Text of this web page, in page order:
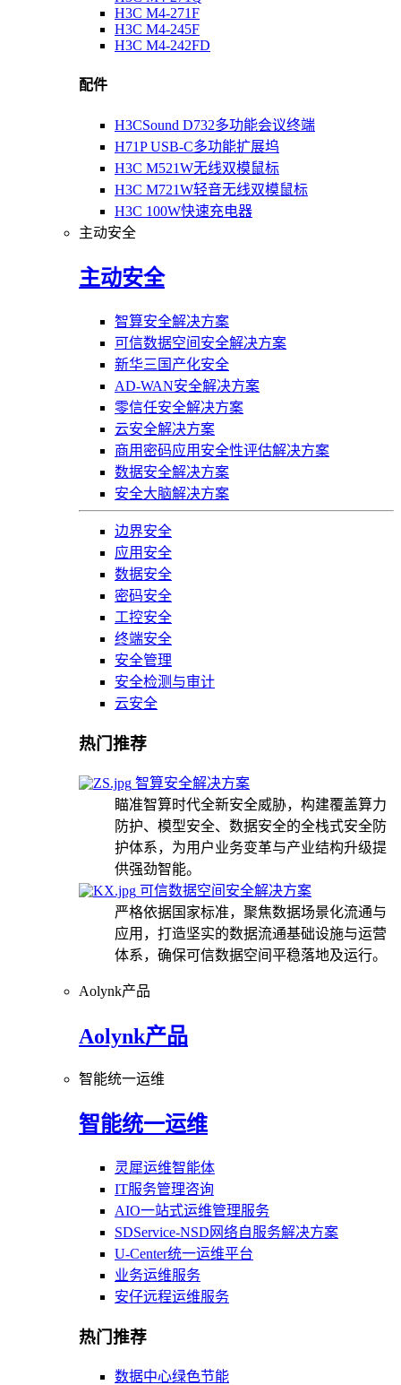
H3C M4-271F
H3C M4-245F
H3C M4-242FD
配件
H3CSound D732多功能会议终端
H71P USB-C多功能扩展坞
H3C M521W无线双模鼠标
H3C M721W轻音无线双模鼠标
H3C 100W快速充电器
主动安全
主动安全
智算安全解决方案
可信数据空间安全解决方案
新华三国产化安全
AD-WAN安全解决方案
零信任安全解决方案
云安全解决方案
商用密码应用安全性评估解决方案
数据安全解决方案
安全大脑解决方案
边界安全
应用安全
数据安全
密码安全
工控安全
终端安全
安全管理
安全检测与审计
云安全
热门推荐
智算安全解决方案
瞄准智算时代全新安全威胁，构建覆盖算力
防护、模型安全、数据安全的全栈式安全防
护体系，为用户业务变革与产业结构升级提
供强劲智能。
可信数据空间安全解决方案
严格依据国家标准，聚焦数据场景化流通与
应用，打造坚实的数据流通基础设施与运营
体系，确保可信数据空间平稳落地及运行。
Aolynk产品
Aolynk产品
智能统一运维
智能统一运维
灵犀运维智能体
IT服务管理咨询
AIO一站式运维管理服务
SDService-NSD网络自服务解决方案
U-Center统一运维平台
业务运维服务
安仔远程运维服务
热门推荐
数据中心绿色节能